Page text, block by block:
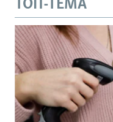
ТОП-ТЕМА